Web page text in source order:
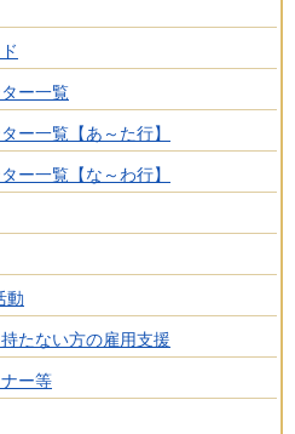
ー一覧
ー一覧【あ～た行】
ー一覧【な～わ行】
動
たない方の雇用支援
ー等